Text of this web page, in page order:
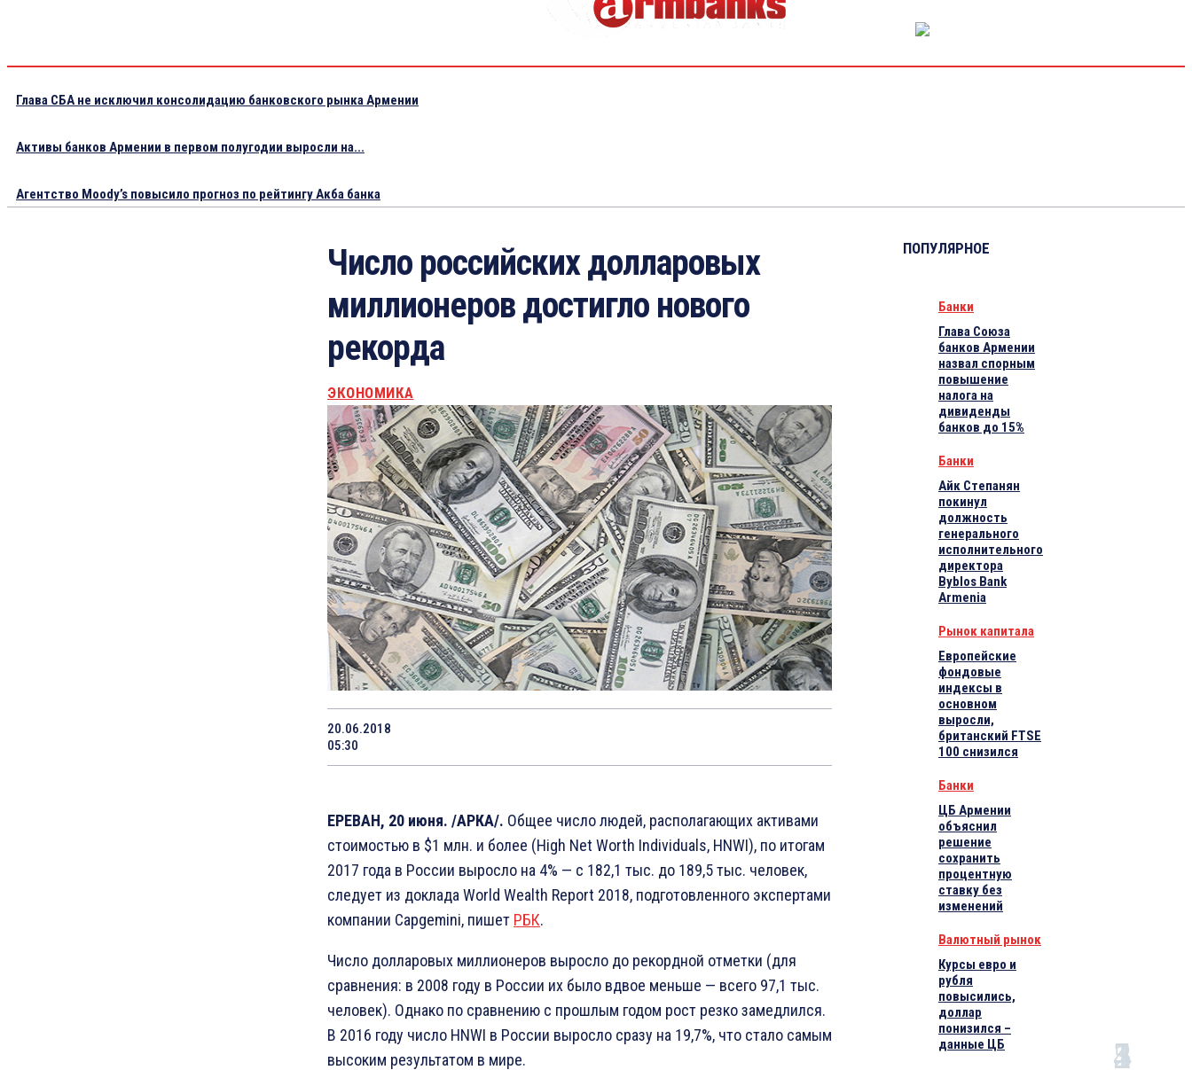
Глава СБА не исключил консолидацию банковского рынка Армении
Активы банков Армении в первом полугодии выросли на...
Агентство Moody’s повысило прогноз по рейтингу Акба банка
Число российских долларовых
миллионеров достигло нового
рекорда
ЭКОНОМИКА
20.06.2018
05:30
ЕРЕВАН, 20 июня. /АРКА/. Общее число людей, располагающих активами
стоимостью в $1 млн. и более (High Net Worth Individuals, HNWI), по итогам
2017 года в России выросло на 4% — с 182,1 тыс. до 189,5 тыс. человек,
следует из доклада World Wealth Report 2018, подготовленного экспертами
компании Capgemini, пишет РБК.
Число долларовых миллионеров выросло до рекордной отметки (для
сравнения: в 2008 году в России их было вдвое меньше — всего 97,1 тыс.
человек). Однако по сравнению с прошлым годом рост резко замедлился.
В 2016 году число HNWI в России выросло сразу на 19,7%, что стало самым
высоким результатом в мире.
ПОПУЛЯРНОЕ
Банки
Глава Союза
банков Армении
назвал спорным
повышение
налога на
дивиденды
банков до 15%
Банки
Айк Степанян
покинул
должность
генерального
исполнительного
директора
Byblos Bank
Armenia
Рынок капитала
Европейские
фондовые
индексы в
основном
выросли,
британский FTSE
100 снизился
Банки
ЦБ Армении
объяснил
решение
сохранить
процентную
ставку без
изменений
Валютный рынок
Курсы евро и
рубля
повысились,
доллар
понизился –
данные ЦБ